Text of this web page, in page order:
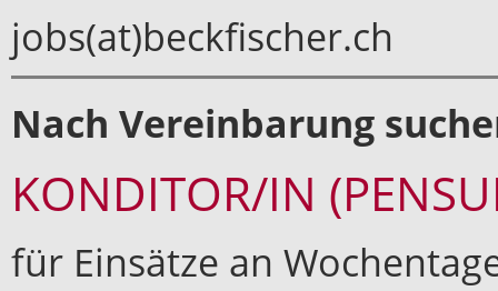
jobs(at)beckfischer.ch
Nach Vereinbarung
KONDITOR/IN
für Einsätze an